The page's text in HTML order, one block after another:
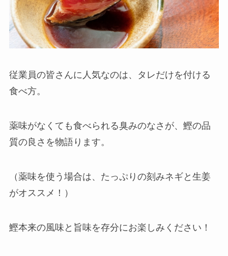
従業員の皆さんに人気なのは、タレだけを付ける
食べ方。
薬味がなくても食べられる臭みのなさが、鰹の品
質の良さを物語ります。
（薬味を使う場合は、たっぷりの刻みネギと生姜
がオススメ！）
鰹本来の風味と旨味を存分にお楽しみください！